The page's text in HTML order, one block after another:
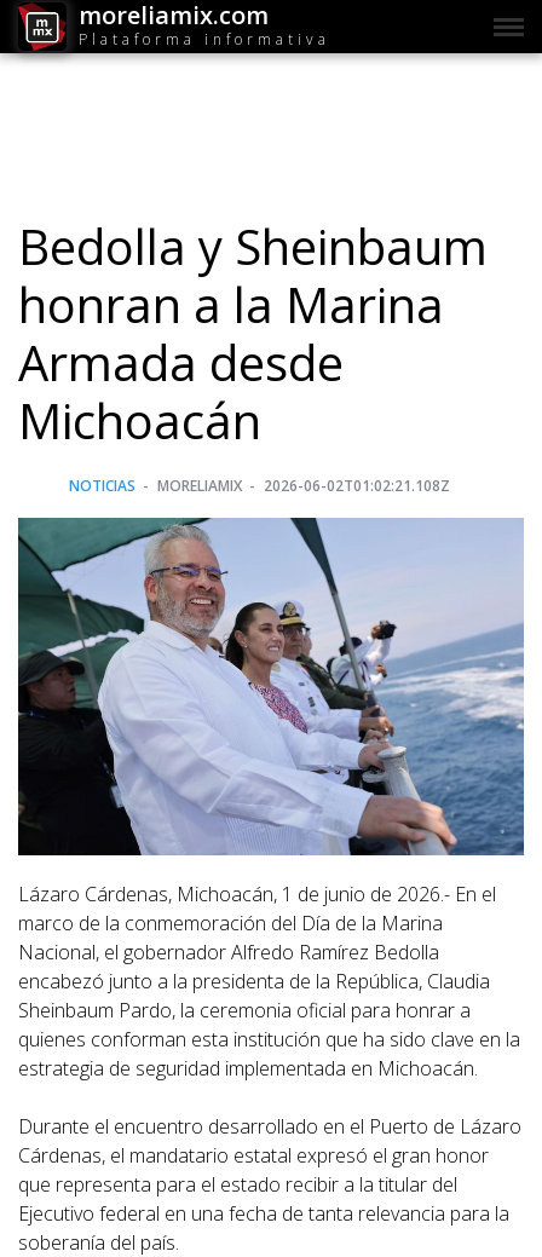
moreliamix.com
Plataforma informativa
Bedolla y Sheinbaum
honran a la Marina
Armada desde
Michoacán
NOTICIAS MORELIAMIX 2026-06-02T01:02:21.108Z
Lázaro Cárdenas, Michoacán, 1 de junio de 2026.- En el
marco de la conmemoración del Día de la Marina
Nacional, el gobernador Alfredo Ramírez Bedolla
encabezó junto a la presidenta de la República, Claudia
Sheinbaum Pardo, la ceremonia oficial para honrar a
quienes conforman esta institución que ha sido clave en la
estrategia de seguridad implementada en Michoacán.
Durante el encuentro desarrollado en el Puerto de Lázaro
Cárdenas, el mandatario estatal expresó el gran honor
que representa para el estado recibir a la titular del
Ejecutivo federal en una fecha de tanta relevancia para la
soberanía del país.